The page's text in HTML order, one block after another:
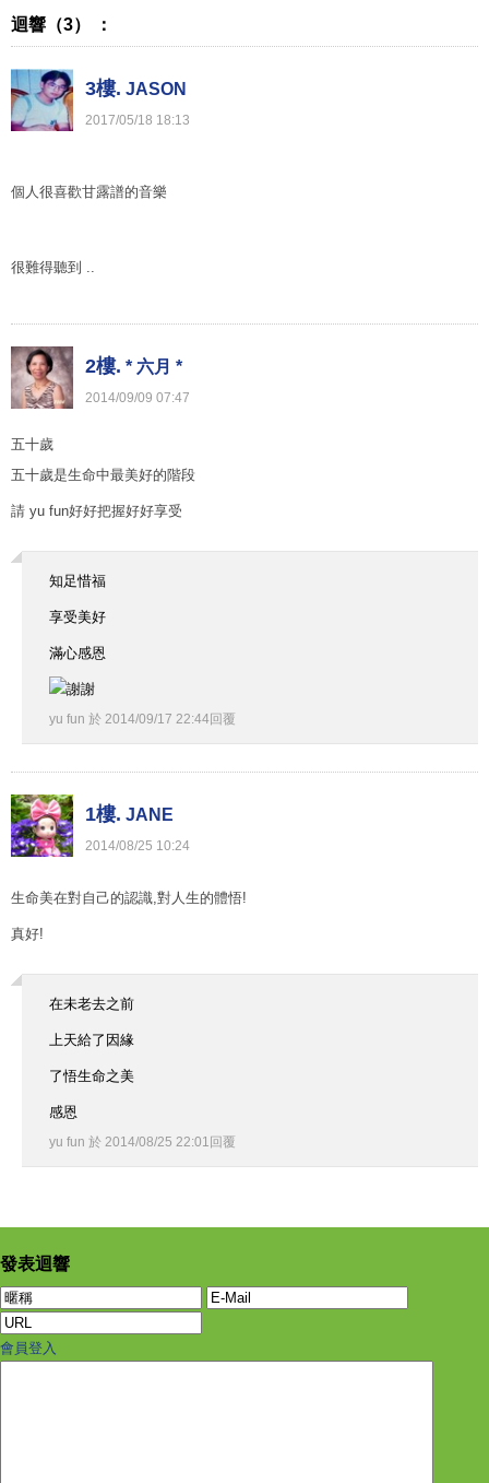
迴響（3） ：
3樓. JASON
2017/05/18 18:13
個人很喜歡甘露譜的音樂
很難得聽到 ..
2樓. * 六月 *
2014/09/09 07:47
五十歲
五十歲是生命中最美好的階段
請 yu fun好好把握好好享受
知足惜福
享受美好
滿心感恩
yu fun 於 2014/09/17 22:44回覆
1樓. JANE
2014/08/25 10:24
生命美在對自己的認識,對人生的體悟!
真好!
在未老去之前
上天給了因緣
了悟生命之美
感恩
yu fun 於 2014/08/25 22:01 回覆
發表迴響
會員登入